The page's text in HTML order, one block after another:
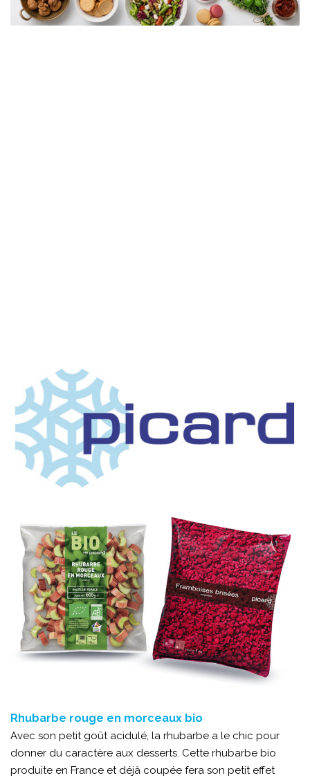
Rhubarbe rouge en morceaux bio
Avec son petit goût acidulé, la rhubarbe a le chic pour
donner du caractère aux desserts. Cette rhubarbe bio
produite en France et déjà coupée fera son petit effet